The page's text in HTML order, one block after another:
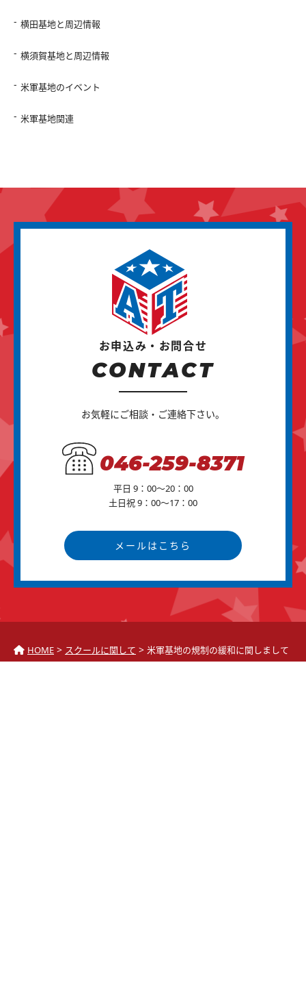
横田基地と周辺情報
横須賀基地と周辺情報
米軍基地のイベント
米軍基地関連
お申込み・お問合せ
CONTACT
お気軽にご相談・ご連絡下さい。
046-259-8371
平日 9：00～20：00
土日祝 9：00～17：00
メールはこちら
HOME > スクールに関して > 米軍基地の規制の緩和に関しまして